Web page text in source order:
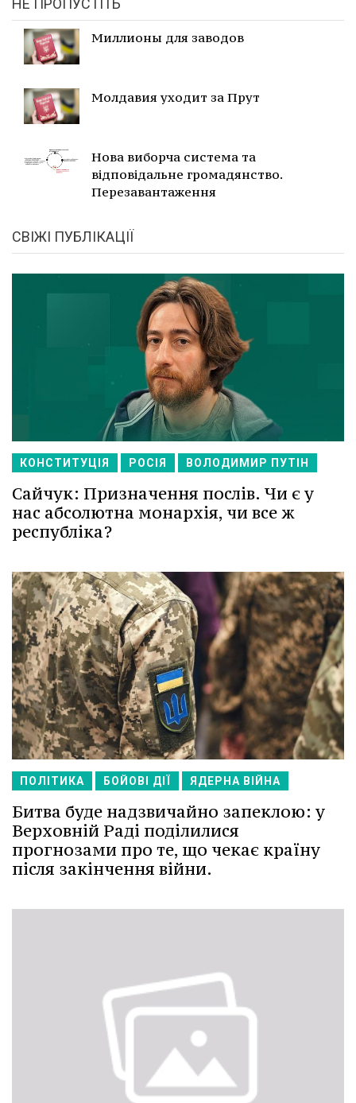
НЕ ПРОПУСТІТЬ
Миллионы для заводов
Молдавия уходит за Прут
Нова виборча система та
відповідальне громадянство.
Перезавантаження
СВІЖІ ПУБЛІКАЦІЇ
КОНСТИТУЦІЯ РОСІЯ ВОЛОДИМИР ПУТІН
Сайчук: Призначення послів. Чи є у
нас абсолютна монархія, чи все ж
республіка?
ПОЛІТИКА БОЙОВІ ДІЇ ЯДЕРНА ВІЙНА
Битва буде надзвичайно запеклою: у
Верховній Раді поділилися
прогнозами про те, що чекає країну
після закінчення війни.